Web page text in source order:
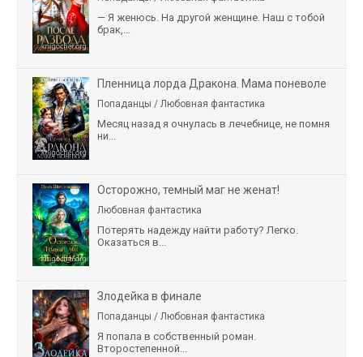
— Я женюсь. На другой женщине. Наш с тобой
брак,...
Пленница лорда Дракона. Мама поневоле
Попаданцы / Любовная фантастика
Месяц назад я очнулась в лечебнице, не помня
ни...
Осторожно, темный маг не женат!
Любовная фантастика
Потерять надежду найти работу? Легко.
Оказаться в...
Злодейка в финале
Попаданцы / Любовная фантастика
Я попала в собственный роман.
Второстепенной...